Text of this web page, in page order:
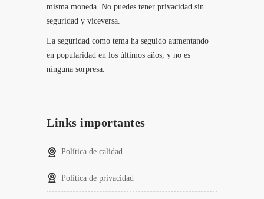
misma moneda. No puedes tener privacidad sin
seguridad y viceversa.
La seguridad como tema ha seguido aumentando
en popularidad en los últimos años, y no es
ninguna sorpresa.
Links importantes
Política de calidad
Política de privacidad